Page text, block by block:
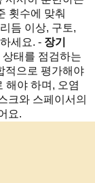
횟수에 맞춰
듬 이상, 구토,
세요. - 장기
태를 점검하는
적으로 평가해야
해야 하며, 오염
크와 스페이서의
요.